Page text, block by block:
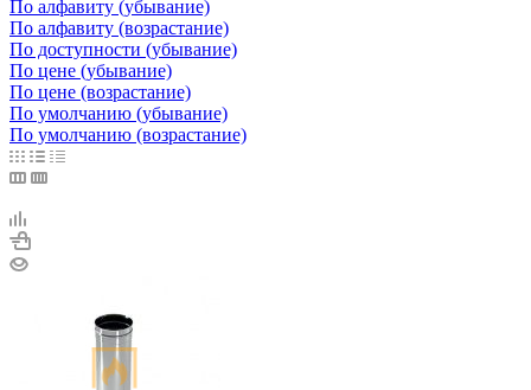
По алфавиту (убывание)
По алфавиту (возрастание)
По доступности (убывание)
По цене (убывание)
По цене (возрастание)
По умолчанию (убывание)
По умолчанию (возрастание)